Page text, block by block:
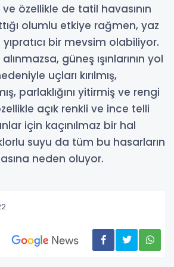
özellikle de tatil havasının
olumlu etkiye rağmen, yaz
bir mevsim olabiliyor.
güneş ışınlarının yol
uçları kırılmış,
parlaklığını yitirmiş ve rengi
açık renkli ve ince telli
için kaçınılmaz bir hal
suyu da tüm bu hasarların
neden oluyor.